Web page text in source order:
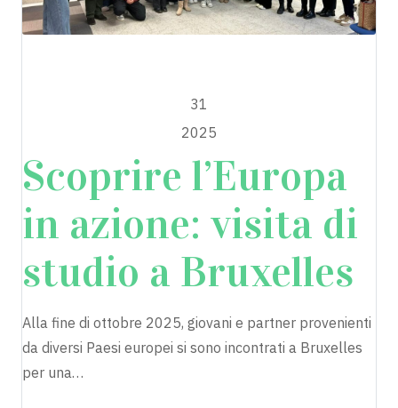
31
2025
Scoprire l’Europa
in azione: visita di
studio a Bruxelles
Alla fine di ottobre 2025, giovani e partner provenienti
da diversi Paesi europei si sono incontrati a Bruxelles
per una…